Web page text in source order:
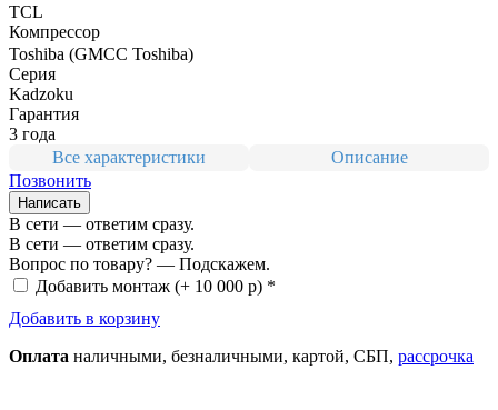
TCL
Компрессор
Toshiba (GMCC Toshiba)
Серия
Kadzoku
Гарантия
3 года
Все характеристики
Описание
Позвонить
Написать
В сети — ответим сразу.
В сети — ответим сразу.
Вопрос по товару? — Подскажем.
Добавить монтаж (+ 10 000 р) *
Добавить в корзину
Оплата наличными, безналичными, картой, СБП, рассрочка